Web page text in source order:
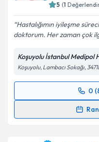
Kişisel
kapsamda
5 (1
Hastalığımın iyileşme
doktorum. Her zaman çok
Koşuyolu İstanbul Medipol
Koşuyolu, Lambacı Sokağı,
0
Randevu